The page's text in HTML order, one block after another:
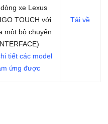
xe Lexus
TOUCH với
một bộ chuyển
tiết các model
ứng được
Tải về